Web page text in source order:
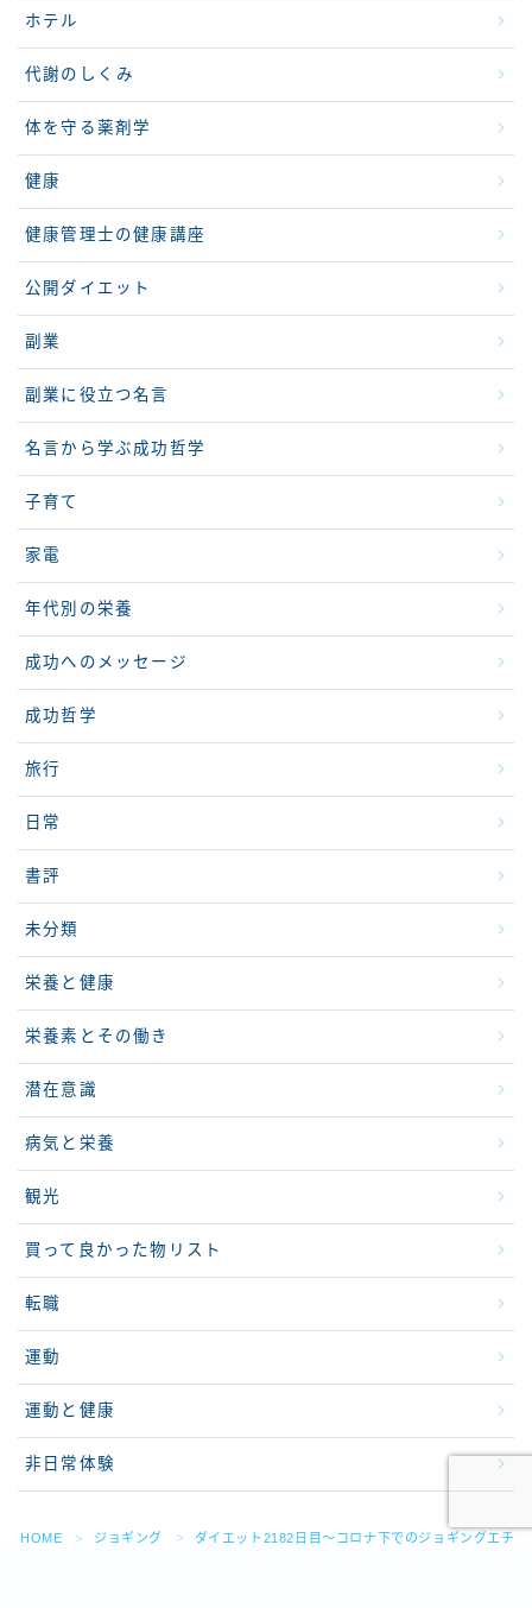
ホテル
代謝のしくみ
体を守る薬剤学
健康
健康管理士の健康講座
公開ダイエット
副業
副業に役立つ名言
名言から学ぶ成功哲学
子育て
家電
年代別の栄養
成功へのメッセージ
成功哲学
旅行
日常
書評
未分類
栄養と健康
栄養素とその働き
潜在意識
病気と栄養
観光
買って良かった物リスト
転職
運動
運動と健康
非日常体験
HOME ＞ ジョギング ＞ ダイエット2182日目～コロナ下でのジョギングエチ